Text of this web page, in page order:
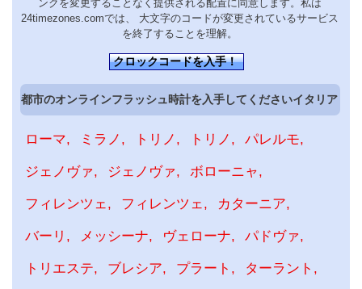
ンクを変更することなく提供される配置に同意します。私は
24timezones.comでは、 大文字のコードが変更されているサービス
を終了することを理解。
クロックコードを入手！
都市のオンラインフラッシュ時計を入手してくださいイタリア
ローマ ミラノ トリノ トリノ パレルモ
ジェノヴァ ジェノヴァ ボローニャ
フィレンツェ フィレンツェ カターニア
バーリ メッシーナ ヴェローナ パドヴァ
トリエステ ブレシア プラート ターラント